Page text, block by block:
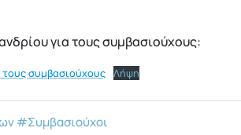
για τους συμβασιούχους:
συμβασιούχους Λήψη
#Συμβασιούχοι